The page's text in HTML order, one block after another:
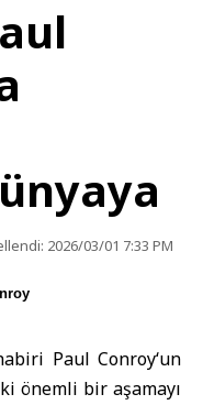
2026/03/01 7:33 PM
Paul Conroy‘un
önemli bir aşamayı